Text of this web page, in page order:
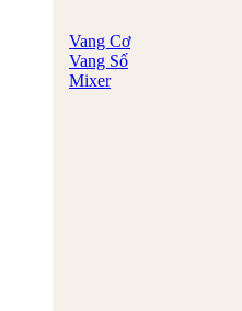
Vang Cơ
Vang Số
Mixer